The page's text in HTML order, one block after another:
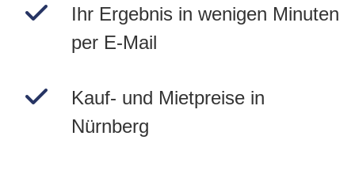
Ihr Ergebnis in wenigen Minuten
per E-Mail
Kauf- und Mietpreise in
Nürnberg